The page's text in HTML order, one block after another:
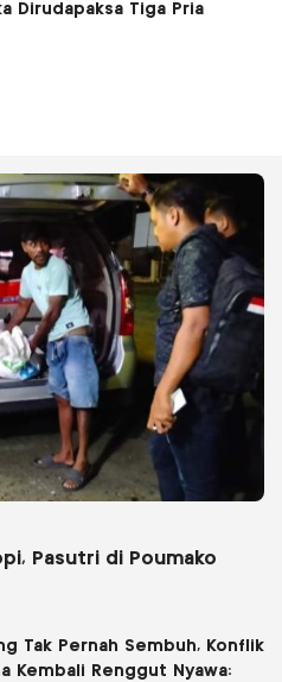
Dirudapaksa Tiga Pria
Pasutri di Poumako
Tak Pernah Sembuh, Konflik
Kembali Renggut Nyawa: